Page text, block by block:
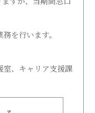
を行います。
室、キャリア支援課